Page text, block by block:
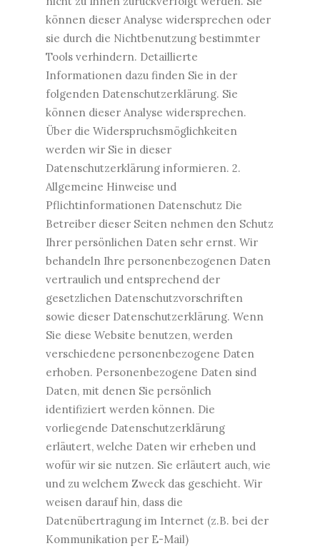
können dieser Analyse widersprechen oder
sie durch die Nichtbenutzung bestimmter
Tools verhindern. Detaillierte
Informationen dazu finden Sie in der
folgenden Datenschutzerklärung. Sie
können dieser Analyse widersprechen.
Über die Widerspruchsmöglichkeiten
werden wir Sie in dieser
Datenschutzerklärung informieren. 2.
Allgemeine Hinweise und
Pflichtinformationen Datenschutz Die
Betreiber dieser Seiten nehmen den Schutz
Ihrer persönlichen Daten sehr ernst. Wir
behandeln Ihre personenbezogenen Daten
vertraulich und entsprechend der
gesetzlichen Datenschutzvorschriften
sowie dieser Datenschutzerklärung. Wenn
Sie diese Website benutzen, werden
verschiedene personenbezogene Daten
erhoben. Personenbezogene Daten sind
Daten, mit denen Sie persönlich
identifiziert werden können. Die
vorliegende Datenschutzerklärung
erläutert, welche Daten wir erheben und
wofür wir sie nutzen. Sie erläutert auch, wie
und zu welchem Zweck das geschieht. Wir
weisen darauf hin, dass die
Datenübertragung im Internet (z.B. bei der
Kommunikation per E-Mail)